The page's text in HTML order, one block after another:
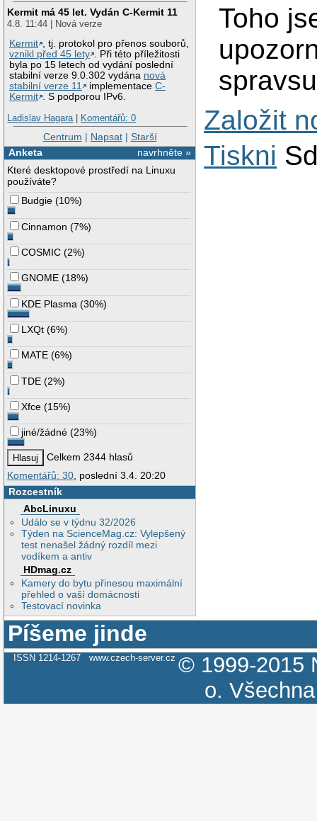
Kermit má 45 let. Vydán C-Kermit 11
4.8. 11:44 | Nová verze
Kermit , tj. protokol pro přenos souborů,
vznikl před 45 lety . Při této příležitosti
byla po 15 letech od vydání poslední
stabilní verze 9.0.302 vydána nová
stabilní verze 11
implementaceC-
Kermit . S podporou IPv6.
Ladislav Hagara| Komentářů: 0
Centrum | Napsat| Starší
navrhněte »
Anketa
Které desktopové prostředí na Linuxu
používáte?
Budgie (10%)
Cinnamon (7%)
COSMIC (2%)
GNOME (18%)
KDE Plasma (30%)
LXQt (6%)
MATE (6%)
TDE (2%)
Xfce (15%)
jiné/žádné (23%)
Celkem 2344 hlasů
Komentářů: 30 , poslední 3.4. 20:20
Rozcestník
AbcLinuxu
Událo se v týdnu 32/2026
Týden na ScienceMag.cz: Vylepšený
test nenašel žádný rozdíl mezi
vodíkem a antiv
HDmag.cz
Kamery do bytu přinesou maximální
přehled o vaší domácnosti
Testovací novinka
Toho
Založit
Tiskni
Píšeme jinde
ISSN 1214-1267 www.czech-server.cz © 1999-2015
o.